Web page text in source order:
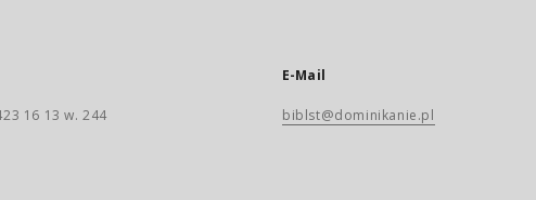
16 13 w. 244
E-Mail
biblst@dominikanie.pl